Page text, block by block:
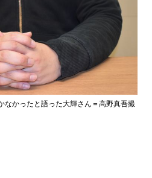
なかったと語った大輝さん＝高野真吾撮